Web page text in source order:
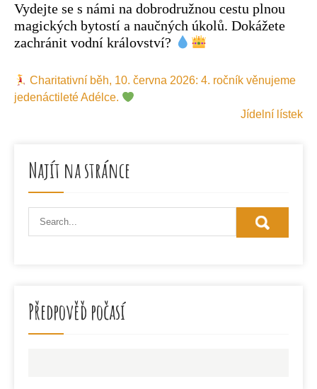
Vydejte se s námi na dobrodružnou cestu plnou
magických bytostí a naučných úkolů. Dokážete
zachránit vodní království?
Navigace
pro
Charitativní běh, 10. června 2026: 4. ročník věnujeme
jedenáctileté Adélce.
Jídelní lístek
Najít na stránce
Předpověď počasí